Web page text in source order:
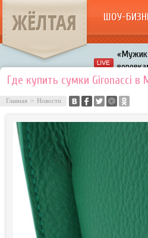
ЖЁЛТАЯ ШОУ-
«Мужик
Где купить сумки Gironacci в
Главная > Новости